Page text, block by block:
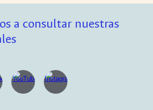
a consultar nuestras